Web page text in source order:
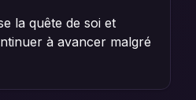
la quête de soi et
à avancer malgré